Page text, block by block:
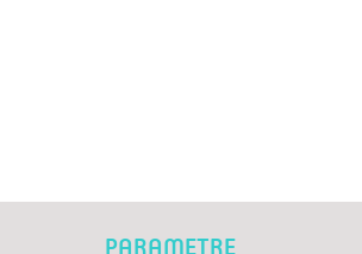
PARAMETRE